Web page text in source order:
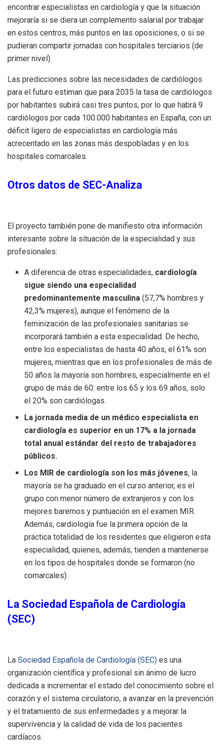
encontrar especialistas en cardiología y que la situación
mejoraría si se diera un complemento salarial por trabajar
en estos centros, más puntos en las oposiciones, o si se
pudieran compartir jornadas con hospitales terciarios (de
primer nivel).
Las predicciones sobre las necesidades de cardiólogos
para el futuro estiman que para 2035 la tasa de cardiólogos
por habitantes subirá casi tres puntos, por lo que habrá 9
cardiólogos por cada 100.000 habitantes en España, con un
déficit ligero de especialistas en cardiología más
acrecentado en las zonas más despobladas y en los
hospitales comarcales.
Otros datos de SEC-Analiza
El proyecto también pone de manifiesto otra información
interesante sobre la situación de la especialidad y sus
profesionales:
A diferencia de otras especialidades, cardiología
sigue siendo una especialidad
predominantemente masculina (57,7% hombres y
42,3% mujeres), aunque el fenómeno de la
feminización de las profesionales sanitarias se
incorporará también a esta especialidad. De hecho,
entre los especialistas de hasta 40 años, el 61% son
mujeres, mientras que en los profesionales de más de
50 años la mayoría son hombres, especialmente en el
grupo de más de 60: entre los 65 y los 69 años, solo
el 20% son cardiólogas.
La jornada media de un médico especialista en
cardiología es superior en un 17% a la jornada
total anual estándar del resto de trabajadores
públicos.
Los MIR de cardiología son los más jóvenes, la
mayoría se ha graduado en el curso anterior, es el
grupo con menor número de extranjeros y con los
mejores baremos y puntuación en el examen MIR.
Además, cardiología fue la primera opción de la
práctica totalidad de los residentes que eligieron esta
especialidad, quienes, además, tienden a mantenerse
en los tipos de hospitales donde se formaron (no
comarcales).
La Sociedad Española de Cardiología
(SEC)
La Sociedad Española de Cardiología (SEC) es una
organización científica y profesional sin ánimo de lucro
dedicada a incrementar el estado del conocimiento sobre el
corazón y el sistema circulatorio, a avanzar en la prevención
y el tratamiento de sus enfermedades y a mejorar la
supervivencia y la calidad de vida de los pacientes
cardíacos.